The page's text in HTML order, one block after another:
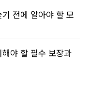
전에 알아야 할 모
야 할 필수 보장과